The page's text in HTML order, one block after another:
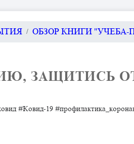
ОБЗОР КНИГИ "УЧЕБА-
ЗАЩИТИСЬ
#Ковид-19